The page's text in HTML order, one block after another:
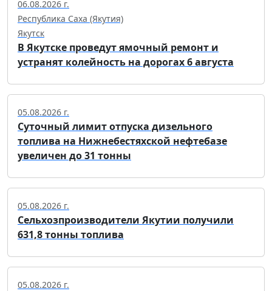
06.08.2026 г.
Республика Саха (Якутия)
Якутск
В Якутске проведут ямочный ремонт и
устранят колейность на дорогах 6 августа
05.08.2026 г.
Суточный лимит отпуска дизельного
топлива на Нижнебестяхской нефтебазе
увеличен до 31 тонны
05.08.2026 г.
Сельхозпроизводители Якутии получили
631,8 тонны топлива
05.08.2026 г.